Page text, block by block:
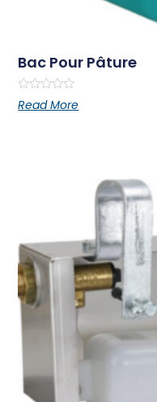
Bac Pour Pâture
Rated
0
Read More